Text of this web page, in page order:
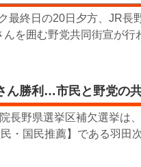
最終日の20日夕方、JR長
んを囲む野党共同街宣が行
ん勝利…市民と野党の
長野県選挙区補欠選挙は
・国民推薦】である羽田